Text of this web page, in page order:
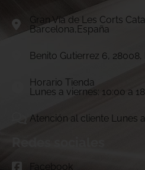
Gran Vía de Les Corts
Barcelona,España
Benito Gutierrez 6,
Horario Tienda
Lunes a viernes: 10:00 a
Atención al cliente Lunes
Facebook